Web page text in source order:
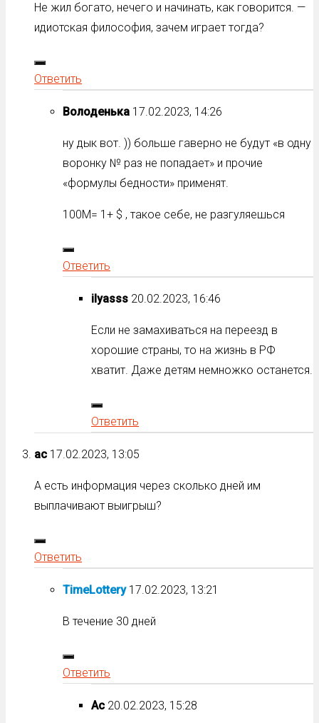
Не жил богато, нечего и начинать, как говорится. —
идиотская философия, зачем играет тогда?
Ответить
Володенька 17.02.2023, 14:26
ну дык вот. )) больше гаверно не будут «в одну
воронку № раз не попадает» и прочие
«формулы бедности» применят.
100М= 1+ $ , такое себе, не разгуляешься
Ответить
ilyasss 20.02.2023, 16:46
Если не замахиваться на переезд в
хорошие страны, то на жизнь в РФ
хватит. Даже детям немножко останется.
Ответить
ас 17.02.2023, 13:05
А есть информация через сколько дней им
выплачивают выигрыш?
Ответить
TimeLottery 17.02.2023, 13:21
В течение 30 дней
Ответить
Ас 20.02.2023, 15:28